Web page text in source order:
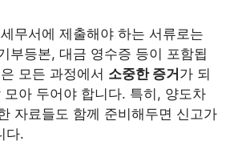
무서에 제출해야 하는 서류로는
부등본, 대금 영수증 등이 포함됩
모든 과정에서 소중한 증거 가 되
모아 두어야 합니다. 특히, 양도차
자료들도 함께 준비해두면 신고가
다.